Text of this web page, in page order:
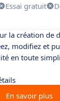
Essai gratuit
la création de
modifiez et
en toute
En savoir plus